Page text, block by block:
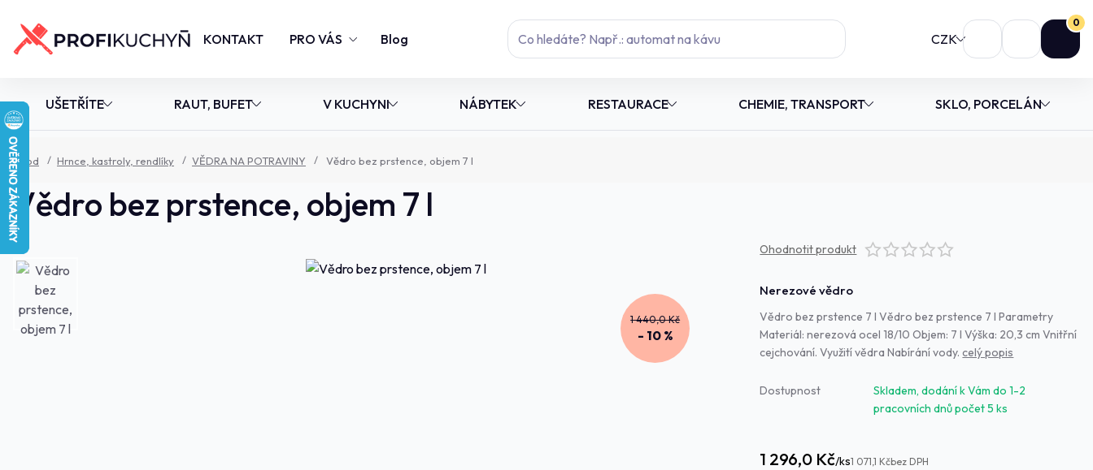
KONTAKT PRO VÁS Blog CZK
0
UŠETŘÍTE RAUT, BUFET V KUCHYNI NÁBYTEK RESTAURACE CHEMIE, TRANSPORT SKLO, PORCELÁN
Úvod Hrnce, kastroly, rendlíky VĚDRA NA POTRAVINY Vědro bez prstence, objem 7 l
Vědro bez prstence, objem 7 l
1 440,0 Kč
- 10 %
Ohodnotit produkt
Nerezové vědro
Vědro bez prstence 7 l Vědro bez prstence 7 l Parametry
Materiál: nerezová ocel 18/10 Objem: 7 l Výška: 20,3 cm Vnitřní
cejchování. Využití vědra Nabírání vody.celý popis
Dostupnost
Skladem, dodání k Vám do 1-2
pracovních dnů počet 5 ks
1 296,0 Kč/ks1 071,1 Kčbez DPH